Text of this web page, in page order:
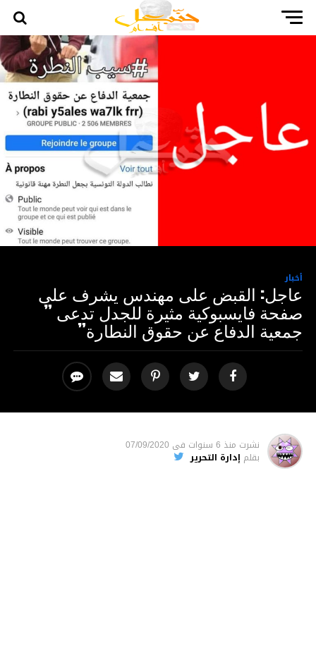
أخبار
عاجل: القبض على مهندس يشرف على
صفحة فايسبوكية مثيرة للجدل تدعى ”
جمعية الدفاع عن حقوق النطارة”
نشرت منذ 6 سنوات فى 07/09/2020
بقلم إدارة التحرير